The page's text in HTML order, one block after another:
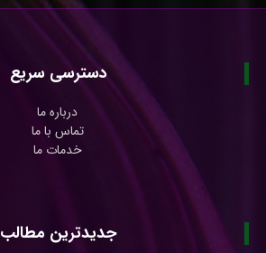
دسترسی سریع
درباره ما
تماس با ما
خدمات ما
جدیدترین مطالب